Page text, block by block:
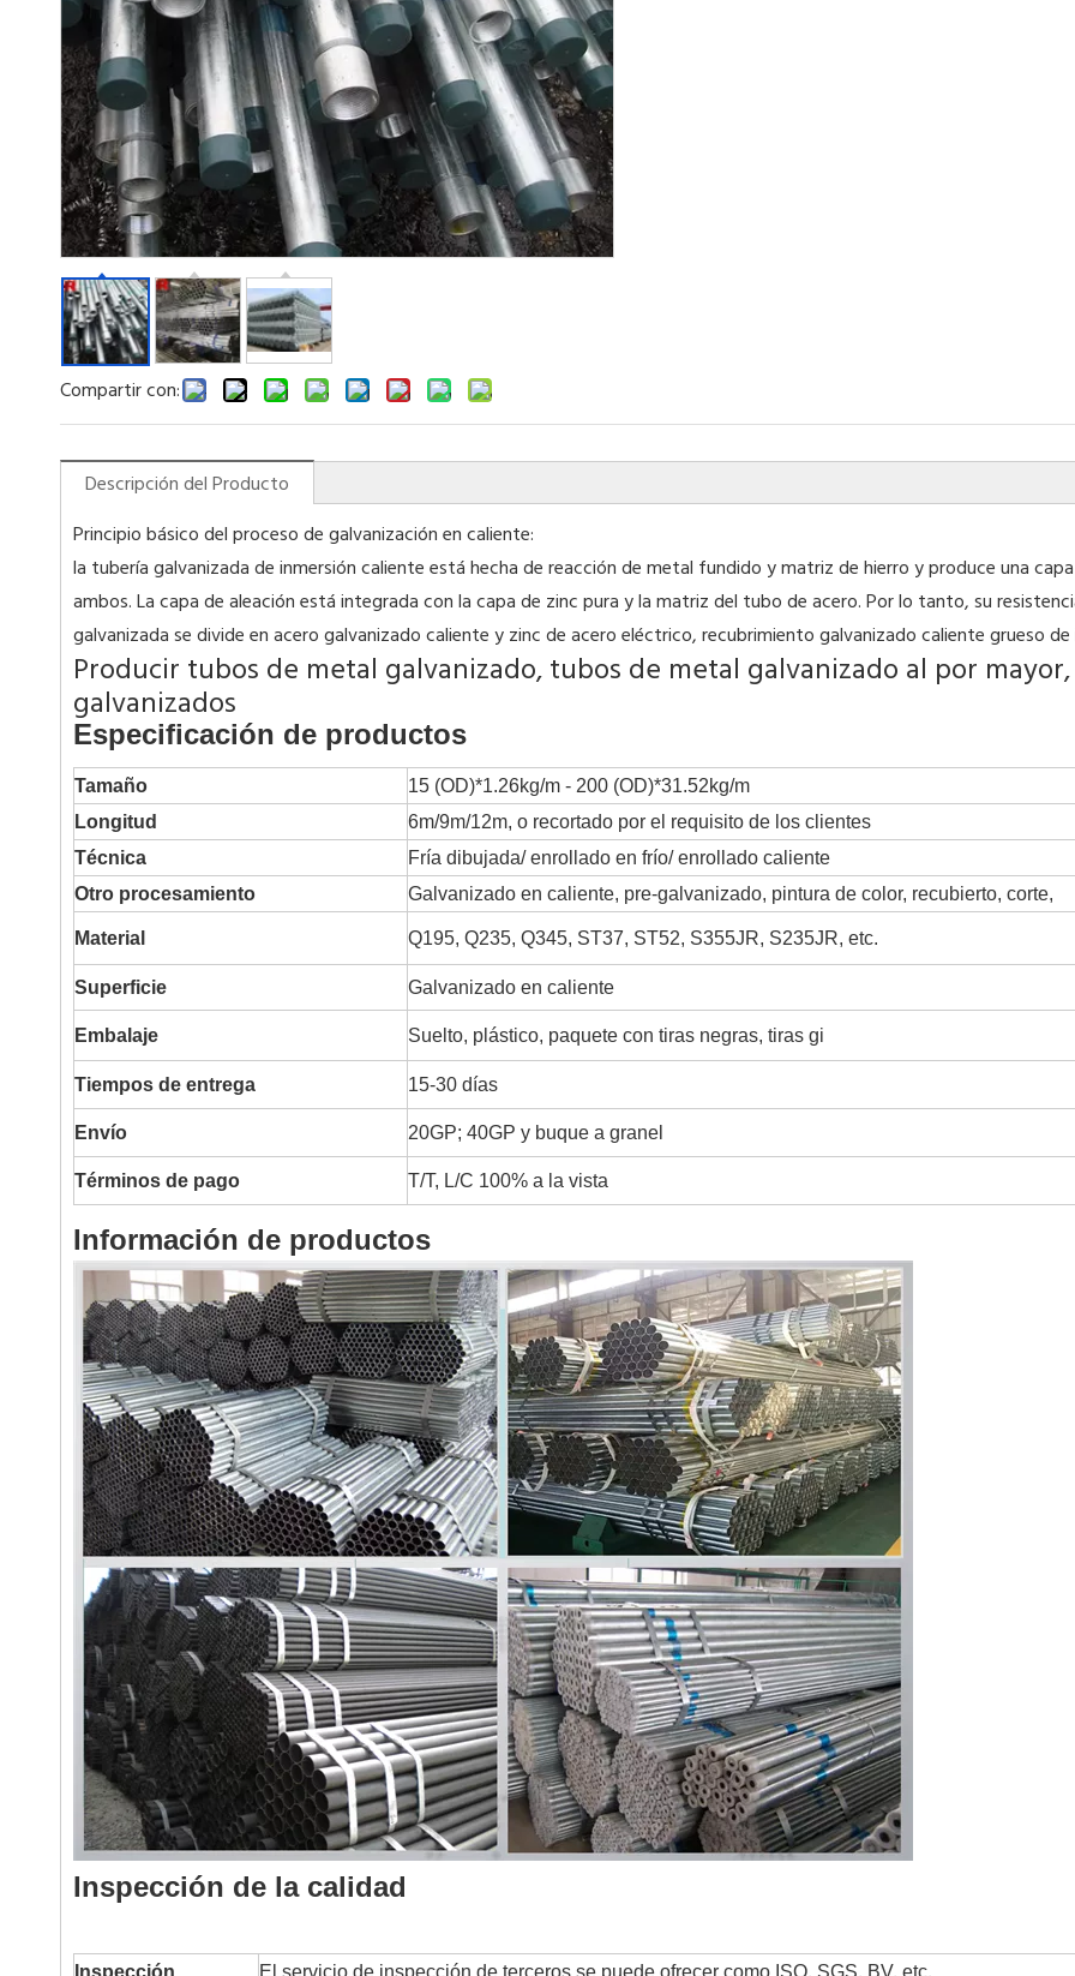
Compartir con:
Descripción del Producto
Principio básico del proceso de galvanización en caliente:
la tubería galvanizada de inmersión caliente está hecha de reacción de metal fundido y matriz de hierro y produce una
ambos. La capa de aleación está integrada con la capa de zinc pura y la matriz del tubo de acero. Por lo tanto, su
galvanizada se divide en acero galvanizado caliente y zinc de acero eléctrico, recubrimiento galvanizado caliente grueso
Producir tubos de metal galvanizado, tubos de metal galvanizado al por
galvanizados
Especificación de productos
Tamaño
15 (OD)*1.26kg/m - 200 (OD)*31.52kg/m
Longitud
6m/9m/12m, o recortado por el requisito de los clientes
Técnica
Fría dibujada/ enrollado en frío/ enrollado caliente
Otro procesamiento
Galvanizado en caliente, pre-galvanizado, pintura de color, recubierto, corte,
Material Q195, Q235, Q345, ST37, ST52, S355JR, S235JR, etc.
Superficie Galvanizado en caliente
Embalaje Suelto, plástico, paquete con tiras negras, tiras gi
Tiempos de entrega 15-30 días
Envío 20GP; 40GP y buque a granel
Términos de pago T/T, L/C 100% a la vista
Información de productos
Inspección de la calidad
Inspección El servicio de inspección de terceros se puede ofrecer como ISO, SGS, BV, etc.